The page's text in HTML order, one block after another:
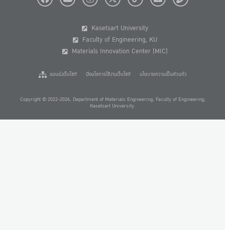
Kasetsart University
Faculty of Engineering, KU
Materials Innovation Center (MIC)
แผนผังเว็บไซต์ เงื่อนไขการใช้งานเว็บไซต์ นโยบายความเป็นส่วนตัว
Copyright © 2022-2026, Department of Materials Engineering, Faculty of Engineering,
Kasetsart University.